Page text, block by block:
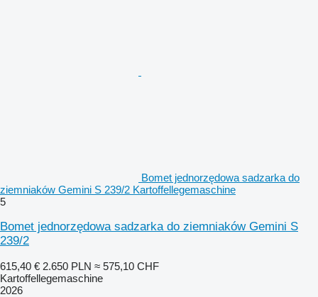
Bomet jednorzędowa sadzarka do
ziemniaków Gemini S 239/2 Kartoffellegemaschine
5
Bomet jednorzędowa sadzarka do ziemniaków Gemini S
239/2
615,40 € 2.650 PLN ≈ 575,10 CHF
Kartoffellegemaschine
2026